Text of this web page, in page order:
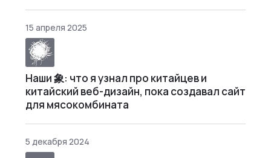
15 апреля 2025
Наши 象: что я узнал про китайцев и
китайский веб-дизайн, пока создавал сайт
для мясокомбината
5 декабря 2024